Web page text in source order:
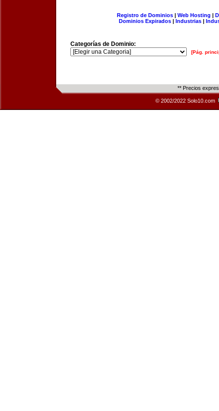
Registro de Dominios| Web Hosting |
Dominios Expirados | Industrias |
Categorías de Dominio:
[Pág.
** Precios
© 2002/2022 Solo10.com